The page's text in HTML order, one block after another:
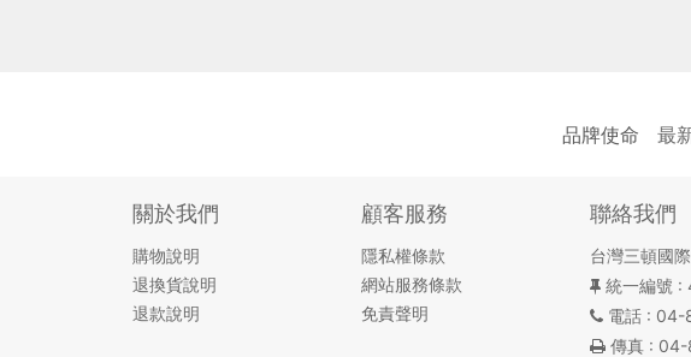
品牌使命 最
關於我們
購物說明
退換貨說明
退款說明
顧客服務
隱私權條款
網站服務條款
免責聲明
聯絡我們
台灣三頓國
統一編號 :
電話: 04-
傳真: 04-